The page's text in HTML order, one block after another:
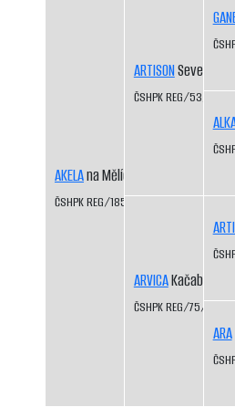
AKELAna Mělích CS
ČSHPK REG/185/86
ARTISONSeverní vítr
ČSHPK REG/53/83
ARVICAKačabka CS
ČSHPK REG/75/84
ARA